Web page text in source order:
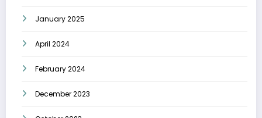
January 2025
April 2024
February 2024
December 2023